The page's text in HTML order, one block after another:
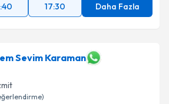
17:30 Daha Fazla
Sevim Karaman